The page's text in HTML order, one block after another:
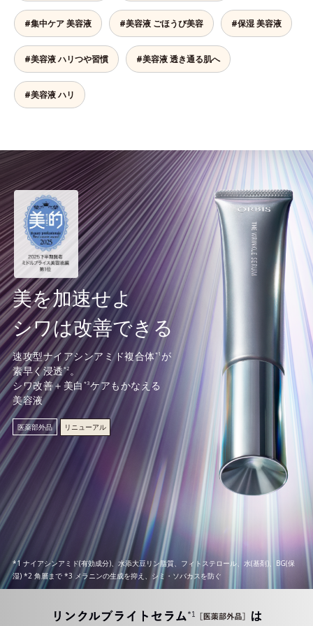
#集中ケア 美容液 #美容液 ごほうび美容 #保湿 美容液
#美容液 ハリつや習慣 #美容液 透き通る肌へ
#美容液 ハリ
美を加速せよ
シワは改善できる
速攻型ナイアシンアミド複合体*1 が
素早く浸透*2 。
シワ改善＋美白 *3ケアもかなえる
美容液
医薬部外品 リニューアル
*1 ナイアシンアミド(有効成分)、水添大豆リン脂質、フィトステロール、水(基剤)、BG(保
湿) *2 角層まで *3 メラニンの生成を抑え、シミ・ソバカスを防ぐ